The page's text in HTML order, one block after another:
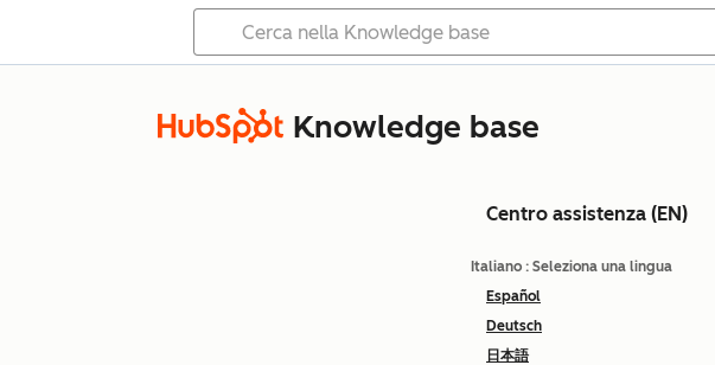
Knowledge base
Centro assistenza (EN)
Italiano : Seleziona una lingua
Español
Deutsch
日本語